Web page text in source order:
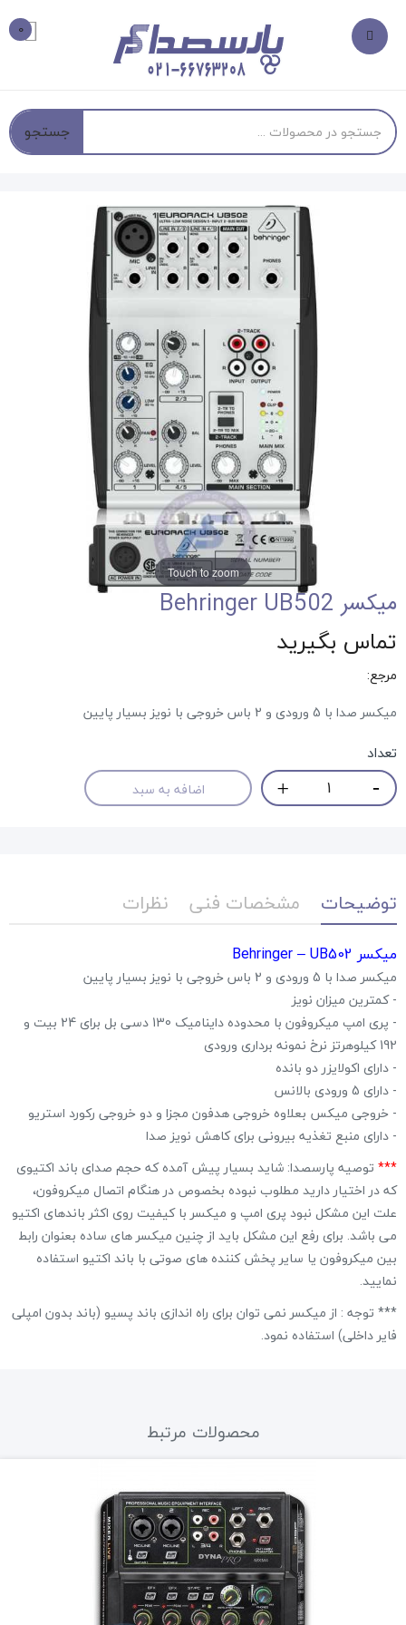
0
جستجو
Touch to zoom
میکسر Behringer UB502
تماس بگیرید
مرجع:
میکسر صدا با 5 ورودی و 2 باس خروجی با نویز بسیار پایین
تعداد
اضافه به سبد
توضیحات مشخصات فنی نظرات
میکسر Behringer – UB502
میکسر صدا با 5 ورودی و 2 باس خروجی با نویز بسیار پایین
- کمترین میزان نویز
- پری امپ میکروفون با محدوده داینامیک 130 دسی بل برای 24 بیت و
192 کیلوهرتز نرخ نمونه برداری ورودی
- دارای اکولایزر دو بانده
- دارای 5 ورودی بالانس
- خروجی میکس بعلاوه خروجی هدفون مجزا و دو خروجی رکورد استریو
- دارای منبع تغذیه بیرونی برای کاهش نویز صدا
*** توصیه پارسصدا: شاید بسیار پیش آمده که حجم صدای باند اکتیوی
که در اختیار دارید مطلوب نبوده بخصوص در هنگام اتصال میکروفون،
علت این مشکل نبود پری امپ و میکسر با کیفیت روی اکثر باندهای اکتیو
می باشد. برای رفع این مشکل باید از چنین میکسر های ساده بعنوان رابط
بین میکروفون یا سایر پخش کننده های صوتی با باند اکتیو استفاده
نمایید.
*** توجه : از میکسر نمی توان برای راه اندازی باند پسیو (باند بدون امپلی
فایر داخلی) استفاده نمود.
محصولات مرتبط